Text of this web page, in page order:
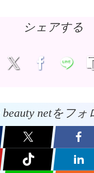
シェアする
beauty netをフォ